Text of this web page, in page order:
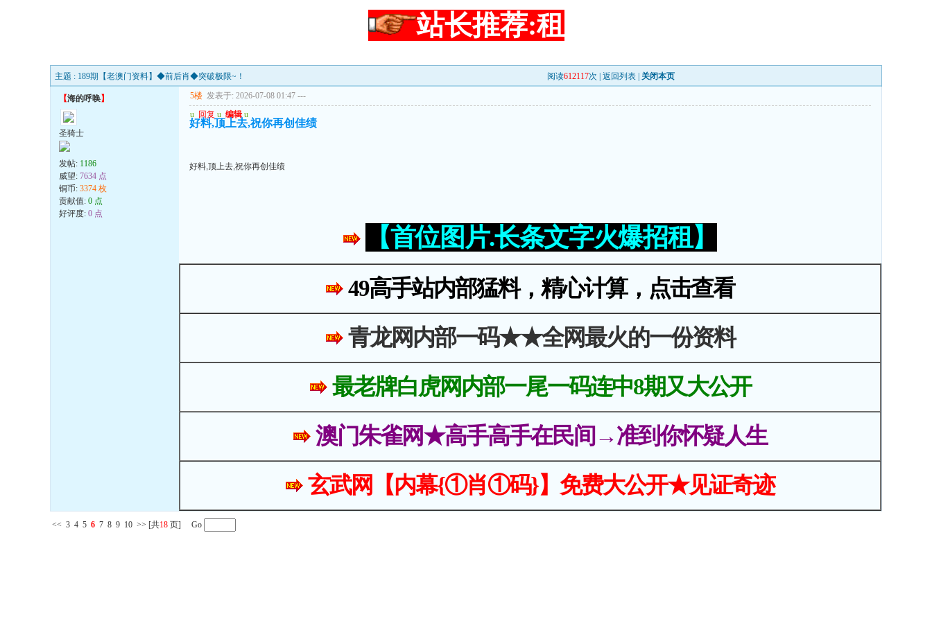
站长推荐:租
主题 : 189期【老澳门资料】◆前后肖◆突破极限~！ 阅读612117次 | 返回列表 关闭本页
【海的呼唤】
圣骑士
发帖: 1186
威望: 7634 点
铜币: 3374 枚
贡献值: 0 点
好评度: 0 点
5楼 发表于: 2026-07-08 01:47 ---
u 回复 u 编辑 u
好料,顶上去,祝你再创佳绩
好料,顶上去,祝你再创佳绩
【首位图片.长条文字火爆招租】
49高手站内部猛料，精心计算，点击查看
青龙网内部一码★★全网最火的一份资料
最老牌白虎网内部一尾一码连中8期又大公开
澳门朱雀网★高手高手在民间→准到你怀疑人生
玄武网【内幕{①肖①码}】免费大公开★见证奇迹
<< 3 4 5 6 7 8 9 10 >> [共18 页] Go